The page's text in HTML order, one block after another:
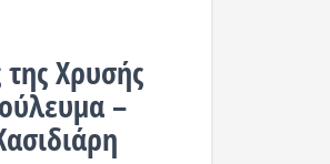
Χρυσής
–